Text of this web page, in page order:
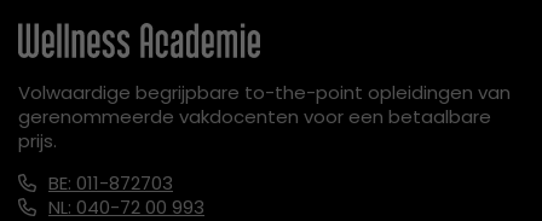
Volwaardige begrijpbare to-the-point opleidingen van
gerenommeerde vakdocenten voor een betaalbare
prijs.
BE: 011-872703
NL: 040-72 00 993